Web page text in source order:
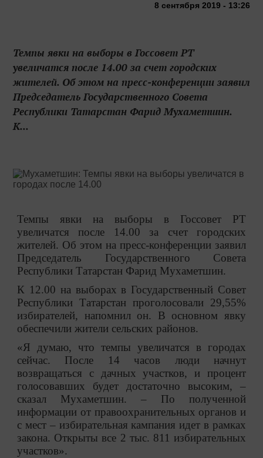
8 сентября 2019 - 13:26
Темпы явки на выборы в Госсовет РТ
увеличатся после 14.00 за счет городских
жителей. Об этом на пресс-конференции заявил
Председатель Государственного Совета
Республики Татарстан Фарид Мухаметшин.
К...
Темпы явки на выборы в Госсовет РТ
увеличатся после 14.00 за счет городских
жителей. Об этом на пресс-конференции заявил
Председатель Государственного Совета
Республики Татарстан Фарид Мухаметшин.
К 12.00 на выборах в Государственный Совет
Республики Татарстан проголосовали 29,55%
избирателей, напомнил он. В основном явку
обеспечили жители сельских районов.
«Я думаю, что темпы увеличатся в городах
сейчас. После 14 часов люди начнут
возвращаться с дачных участков, и процент
голосовавших будет достаточно высоким, –
сказал Мухаметшин. – По полученной
информации от правоохранительных органов и
с мест –избирательная кампания идет в рамках
закона. Открыты все 2 тыс. 811 избирательных
участков».